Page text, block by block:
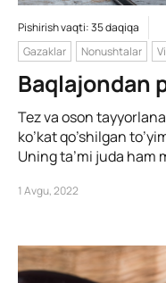
Pishirish vaqti: 35 daqiqa
Gazaklar
Nonushtalar
Baqlajondan
Tez va oson
ko’kat qo’shilgan
Uning ta’mi juda ham
1 Avgu, 2022